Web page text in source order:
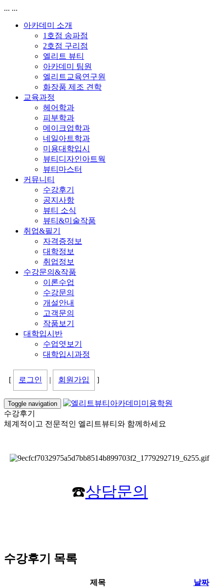
... ...
아카데미 소개
1호점 송파점
2호점 구리점
엘리트 뷰티
아카데미 팀원
엘리트교육연구원
화장품 제조 견학
교육과정
헤어학과
피부학과
메이크업학과
네일아트학과
미용대학입시
뷰티디자인아트웍
뷰티마스터
커뮤니티
수강후기
공지사항
뷰티 소식
뷰티&미술작품
취업&필기
자격증정보
대학정보
취업정보
수강문의&작품
이론수업
수강문의
개설안내
고객문의
작품보기
대학입시반
수업엿보기
대학입시과정
[ 로그인 | 회원가입 ]
Toggle navigation
수강후기
체계적이고 전문적인 엘리트뷰티와 함께하세요
☎️상담문의
수강후기 목록
제목
날짜